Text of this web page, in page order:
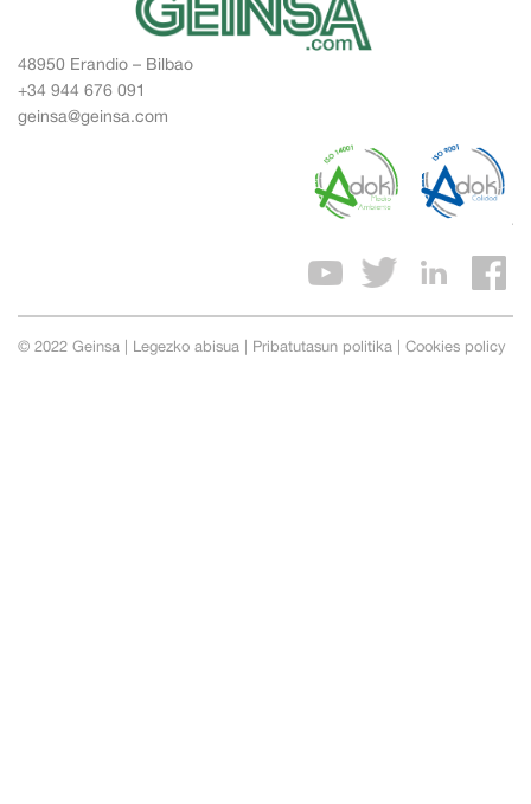
48950 Erandio – Bilbao
+34 944 676 091
geinsa@geinsa.com
© 2022 Geinsa | Legezko abisua | Pribatutasun politika | Cookies policy